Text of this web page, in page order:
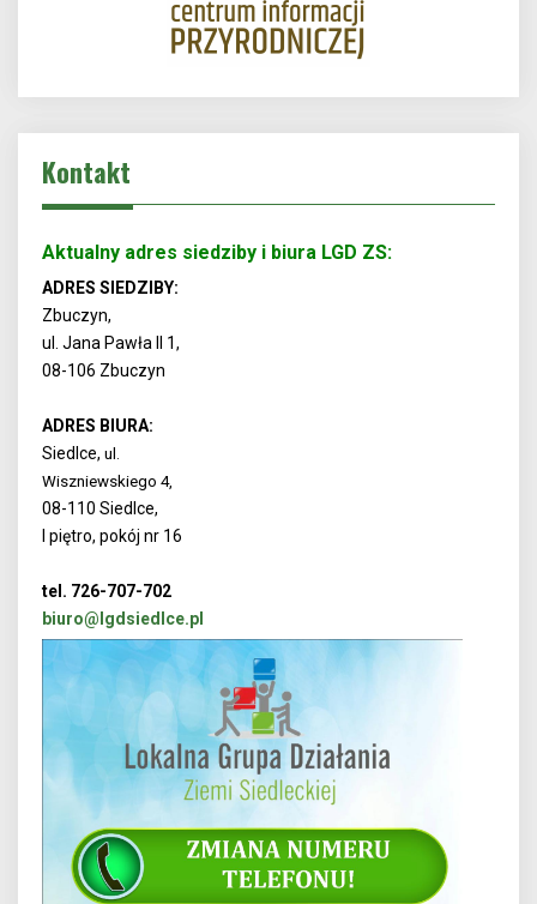
Kontakt
Aktualny adres siedziby i biura LGD ZS:
ADRES SIEDZIBY:
Zbuczyn,
ul. Jana Pawła II 1,
08-106 Zbuczyn
ADRES BIURA:
Siedlce, ul.
Wiszniewskiego 4,
08-110 Siedlce,
I piętro, pokój nr 16
tel. 726-707-702
biuro@lgdsiedlce.pl